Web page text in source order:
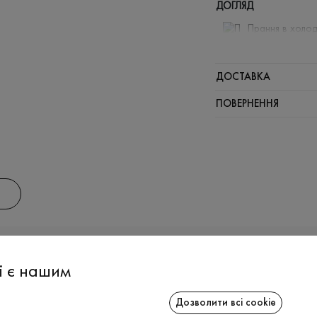
ДОГЛЯД
Прання в
Щадний
ДОСТАВКА
ПОВЕРНЕННЯ
є нашим
Дозволити всі cookie